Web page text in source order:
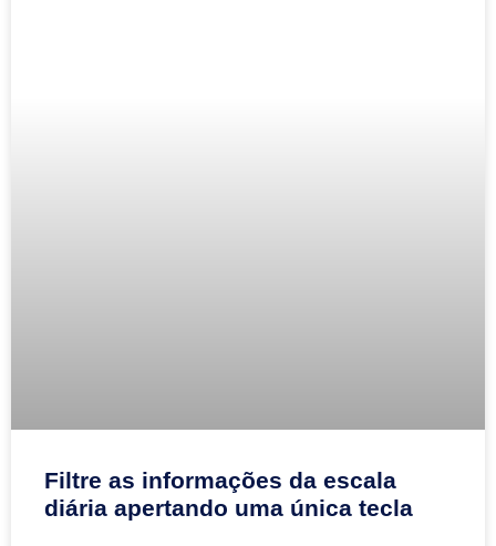
Filtre as informações da escala
diária apertando uma única tecla